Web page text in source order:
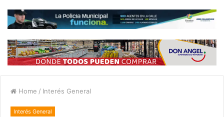
Home / Interés General
Interés General